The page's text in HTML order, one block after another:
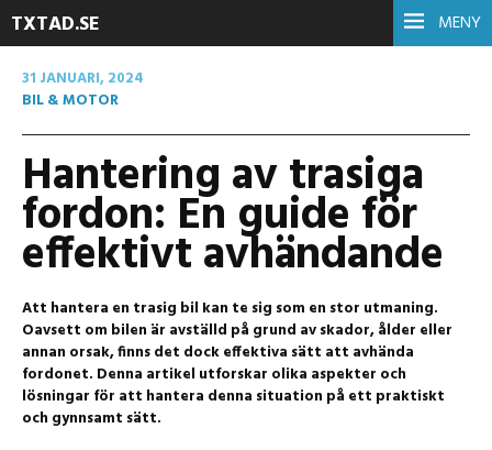
MENY
TXTAD.SE
31 JANUARI, 2024
BIL & MOTOR
Hantering av trasiga
fordon: En guide för
effektivt avhändande
Att hantera en trasig bil kan te sig som en stor utmaning.
Oavsett om bilen är avställd på grund av skador, ålder eller
annan orsak, finns det dock effektiva sätt att avhända
fordonet. Denna artikel utforskar olika aspekter och
lösningar för att hantera denna situation på ett praktiskt
och gynnsamt sätt.